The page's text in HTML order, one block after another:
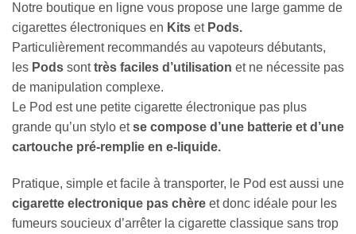
Notre boutique en ligne vous propose une large gamme de
cigarettes électroniques en Kits et Pods.
Particulièrement recommandés au vapoteurs débutants,
les Pods sonttrès faciles d’utilisation et ne nécessite pas
de manipulation complexe.
Le Pod est une petite cigarette électronique pas plus
grande qu’un stylo etse compose d’une batterie et d’une
cartouche pré-remplie en e-liquide.
Pratique, simple et facile à transporter, le Pod est aussi une
cigarette electronique pas chère et donc idéale pour les
fumeurs soucieux d’arrêter la cigarette classique sans trop